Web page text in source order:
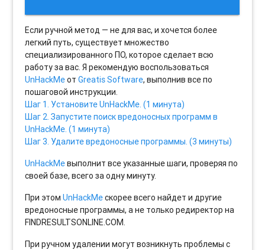
Если ручной метод — не для вас, и хочется более
легкий путь, существует множество
специализированного ПО, которое сделает всю
работу за вас. Я рекомендую воспользоваться
UnHackMeотGreatis Software, выполнив все по
пошаговой инструкции.
Шаг 1. Установите UnHackMe. (1 минута)
Шаг 2. Запустите поиск вредоносных программ в
UnHackMe. (1 минута)
Шаг 3. Удалите вредоносные программы. (3 минуты)
UnHackMeвыполнит все указанные шаги, проверяя по
своей базе, всего за одну минуту.
При этомUnHackMeскорее всего найдет и другие
вредоносные программы, а не только редиректор на
FINDRESULTSONLINE.COM.
При ручном удалении могут возникнуть проблемы с